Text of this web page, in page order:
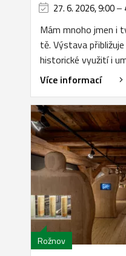
27. 6. 2026, 9:00–
Mám mnoho jmen i
tě. Výstava
historické využití i
Více informací
Rožnov